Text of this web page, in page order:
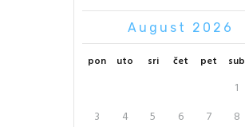
August 2026
pon uto sri čet pet sub
1
3
4 5 6 7 8